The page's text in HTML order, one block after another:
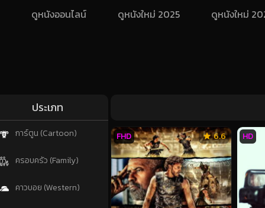
ดูหนังออนไลน์ ดูหนังใหม่ 2025 ดูหนังใหม่
ประเภท
การ์ตูน (Cartoon)
ครอบครัว (Family)
คาวบอย (Western)
6.6
FHD HD